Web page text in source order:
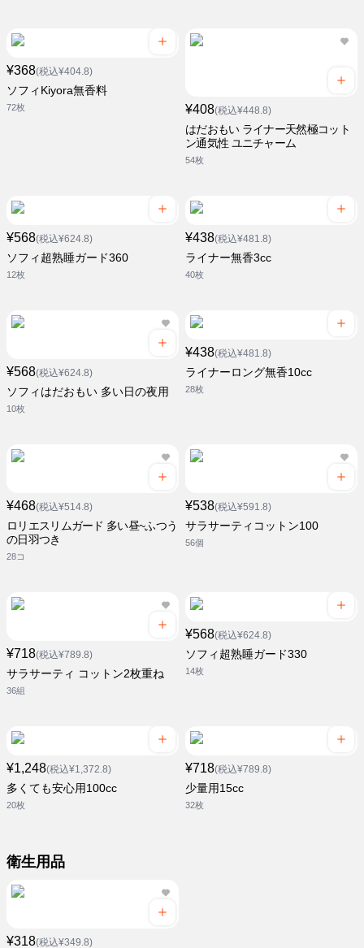
¥368(税込¥404.8)
ソフィKiyora無香料
72枚 ¥408(税込¥448.8)
はだおもい ライナー天然極コット
ン通気性 ユニチャーム
54枚
¥568(税込¥624.8)
ソフィ超熟睡ガード360
12枚
¥438(税込¥481.8)
ライナー無香3cc
40枚
¥568(税込¥624.8)
ソフィはだおもい 多い日の夜用
10枚
¥438(税込¥481.8)
ライナーロング無香10cc
28枚
¥468(税込¥514.8)
ロリエスリムガード 多い昼~ふつう
の日羽つき
28コ
¥538(税込¥591.8)
サラサーティコットン100
56個
¥718(税込¥789.8)
サラサーティ コットン2枚重ね
36組
¥568(税込¥624.8)
ソフィ超熟睡ガード330
14枚
¥1,248(税込¥1,372.8)
多くても安心用100cc
20枚
¥718(税込¥789.8)
少量用15cc
32枚
衛生用品
¥318(税込¥349.8)